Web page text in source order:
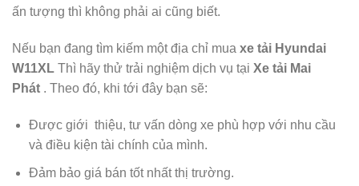
ấn tượng thì không phải ai cũng biết.
Nếu bạn đang tìm kiếm một địa chỉ mua xe tải Hyundai
W11XL Thì hãy thử trải nghiệm dịch vụ tại Xe tải Mai
Phát . Theo đó, khi tới đây bạn sẽ:
Được giới thiệu, tư vấn dòng xe phù hợp với nhu cầu
và điều kiện tài chính của mình.
Đảm bảo giá bán tốt nhất thị trường.